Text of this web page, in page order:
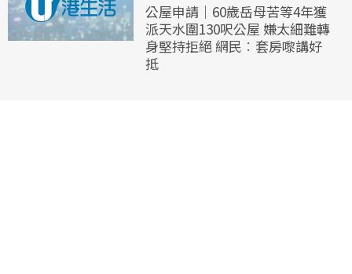
公屋申請｜60歲岳母苦等4年獲
派天水圍130呎公屋 嫌太細難轉
身堅持拒絕 網民︰套房嚟講好
抵